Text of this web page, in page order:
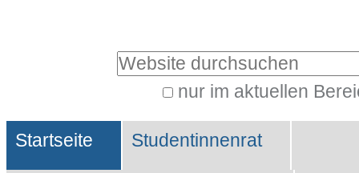
Website durchsuchen
nur im aktuellen
Suche…
Sektionen
Startseite Studentinnenrat